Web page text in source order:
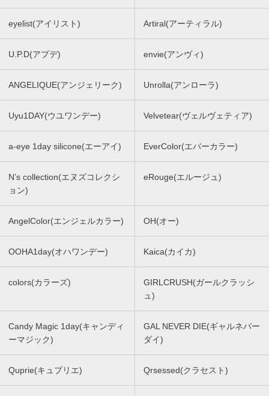
eyelist(アイリスト) Artiral(アーティラル)
U.P.D(アプデ) envie(アンヴィ)
ANGELIQUE(アンジェリーク) Unrolla(アンローラ)
Uyu1DAY(ウユワンデー) Velvetear(ヴェルヴェティア)
a-eye 1day silicone(エーアイ) EverColor(エバーカラー)
N’s collection(エヌズコレクシ
ョン)
eRouge(エルージュ)
AngelColor(エンジェルカラー) OH(オー)
OOHA1day(オハワンデー) Kaica(カイカ)
colors(カラーズ)
GIRLCRUSH(ガールクラッシ
ュ)
Candy Magic 1day(キャンディ
ーマジック)
GAL NEVER DIE(ギャルネバー
ダイ)
Quprie(キュプリエ) Qrsessed(クラセスト)